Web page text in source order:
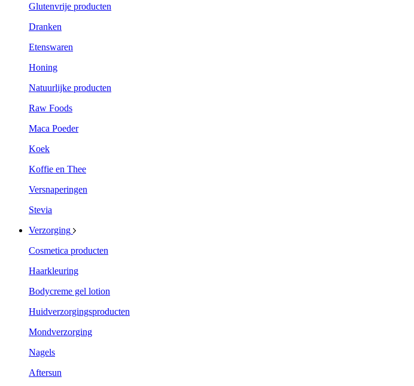
Glutenvrije producten
Dranken
Etenswaren
Honing
Natuurlijke producten
Raw Foods
Maca Poeder
Koek
Koffie en Thee
Versnaperingen
Stevia
Verzorging
Cosmetica producten
Haarkleuring
Bodycreme gel lotion
Huidverzorgingsproducten
Mondverzorging
Nagels
Aftersun